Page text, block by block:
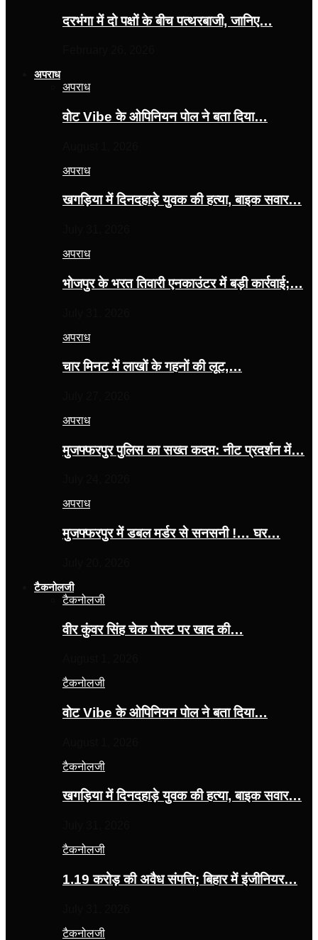
दरभंगा में दो पक्षों के बीच पत्थरबाजी, जानिए…
अपराध
अपराध
वोट Vibe के ओपिनियन पोल ने बता दिया…
अपराध
खगड़िया में दिनदहाड़े युवक की हत्या, बाइक सवार…
अपराध
भोजपुर के भरत तिवारी एनकाउंटर में बड़ी कार्रवाई;…
अपराध
चार मिनट में लाखों के गहनों की लूट,…
अपराध
मुजफ्फरपुर पुलिस का सख्त कदम: नीट प्रदर्शन में…
अपराध
मुजफ्फरपुर में डबल मर्डर से सनसनी !… घर…
टैकनोलजी
टैकनोलजी
वीर कुंवर सिंह चेक पोस्ट पर खाद की…
टैकनोलजी
वोट Vibe के ओपिनियन पोल ने बता दिया…
टैकनोलजी
खगड़िया में दिनदहाड़े युवक की हत्या, बाइक सवार…
टैकनोलजी
1.19 करोड़ की अवैध संपत्ति; बिहार में इंजीनियर…
टैकनोलजी